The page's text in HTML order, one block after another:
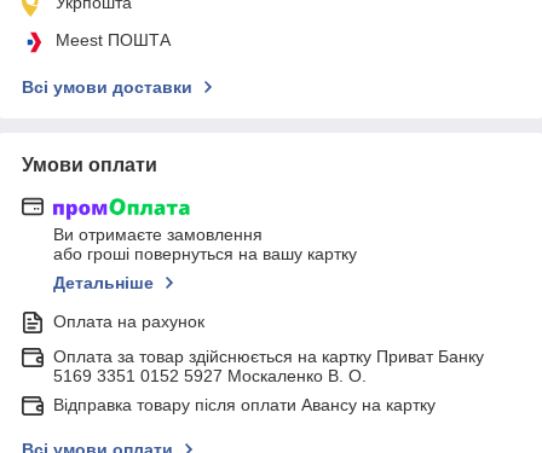
Meest ПОШТА
Всі умови доставки
Умови оплати
Ви отримаєте замовлення
або гроші повернуться на вашу картку
Детальніше
Оплата на рахунок
Оплата за товар здійснюється на картку Приват Банку
5169 3351 0152 5927 Москаленко В. О.
Відправка товару після оплати Авансу на картку